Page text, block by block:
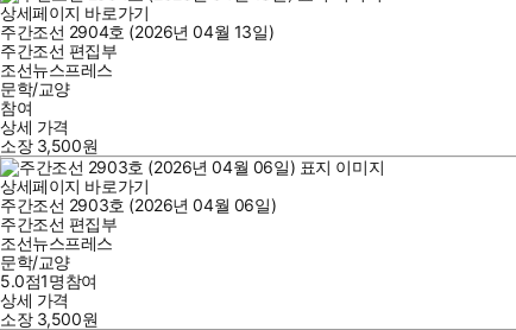
상세페이지 바로가기
주간조선 2904호 (2026년 04월 13일)
주간조선 편집부
조선뉴스프레스
문학/교양
참여
상세 가격
소장 3,500원
상세페이지 바로가기
주간조선 2903호 (2026년 04월 06일)
주간조선 편집부
조선뉴스프레스
문학/교양
5.0점1명참여
상세 가격
소장 3,500원